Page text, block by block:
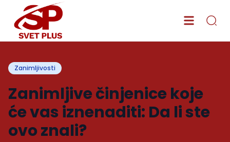
Zanimljivosti
Zanimljive činjenice koje
će vas iznenaditi: Da li ste
ovo znali?